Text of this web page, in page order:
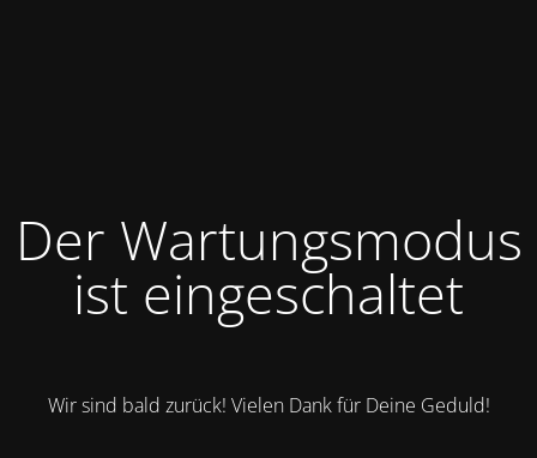
Der Wartungsmodus
ist eingeschaltet
Wir sind bald zurück! Vielen Dank für Deine Geduld!